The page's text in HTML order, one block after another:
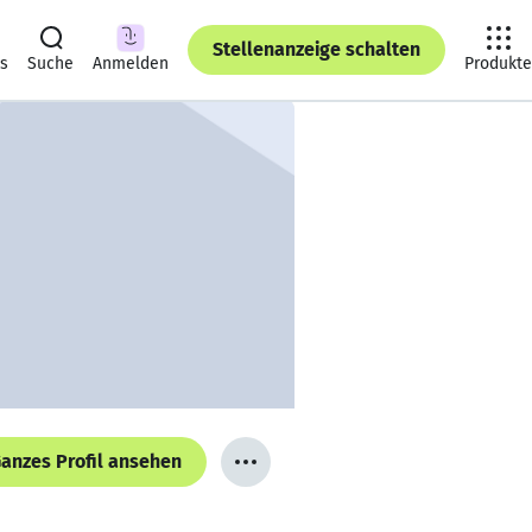
Suche Anmelden
Stellenanzeige schalten
Produkte
Profil ansehen